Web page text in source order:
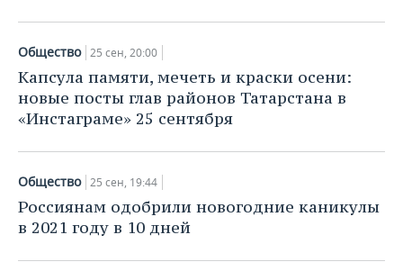
Общество 25 сен, 20:00
Капсула памяти, мечеть и краски осени:
новые посты глав районов Татарстана в
«Инстаграме» 25 сентября
Общество 25 сен, 19:44
Россиянам одобрили новогодние каникулы
в 2021 году в 10 дней